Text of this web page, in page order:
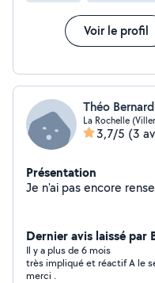
Voir le profil
Théo Bernard
La Rochelle
3,7/5 (3
Présentation
Dernier avis laissé par
Il y a plus de 6 mois
très impliqué et réactif A le sens du travail bien fait. encore
merci .